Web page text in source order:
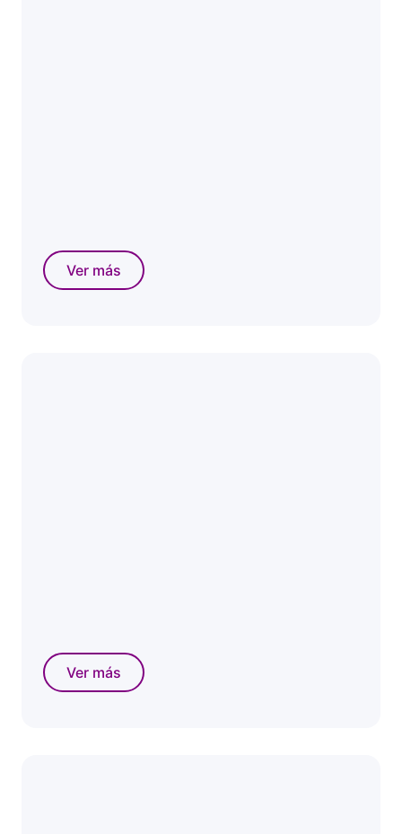
Ver más
Ver más